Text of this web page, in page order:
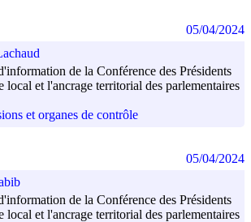
de la Conférence des Présidents
local et l'ancrage territorial des parlementaires
et organes de contrôle
05/04/2024
de la Conférence des Présidents
local et l'ancrage territorial des parlementaires
05/04/2024